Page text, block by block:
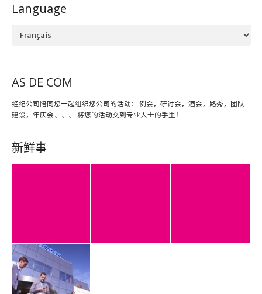
Language
Language
AS DE COM
经纪公司陪同您一起组织您公司的活动： 例会，研讨会，酒会，路秀，团队
建设，年庆会 。。。 将您的活动交到专业人士的手里！
新鲜事